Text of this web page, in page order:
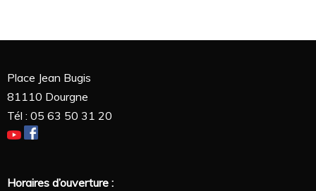
Place Jean Bugis
81110 Dourgne
Tél : 05 63 50 31 20
Horaires d’ouverture :